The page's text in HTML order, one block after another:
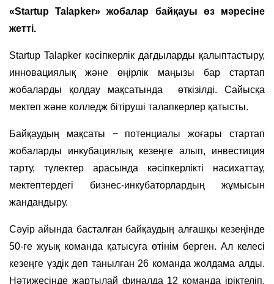
«Startup Talapker» жобалар байқауы өз мәресіне
жетті.
Startup Talapker кәсіпкерлік дағдыларды қалыптастыру,
инновациялық және өңірлік маңызы бар стартап
жобаларды қолдау мақсатында өткізілді. Сайысқа
мектеп және колледж бітіруші талапкерлер қатысты.
Байқаудың мақсаты − потенциалы жоғары стартап
жобаларды инкубациялық кезеңге алып, инвестиция
тарту, түлектер арасында кәсіпкерлікті насихаттау,
мектептердегі бизнес-инкубаторлардың жұмысын
жандандыру.
Сәуір айында басталған байқаудың алғашқы кезеңінде
50-ге жуық команда қатысуға өтінім берген. Ал келесі
кезеңге үздік деп танылған 26 команда жолдама алды.
Нәтижесінде жартылай финалда 12 команда іріктеліп,